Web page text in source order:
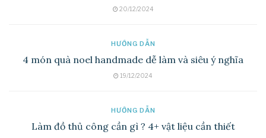
20/12/2024
HƯỚNG DẪN
4 món quà noel handmade dễ làm và siêu ý nghĩa
19/12/2024
HƯỚNG DẪN
Làm đồ thủ công cần gì ? 4+ vật liệu cần thiết